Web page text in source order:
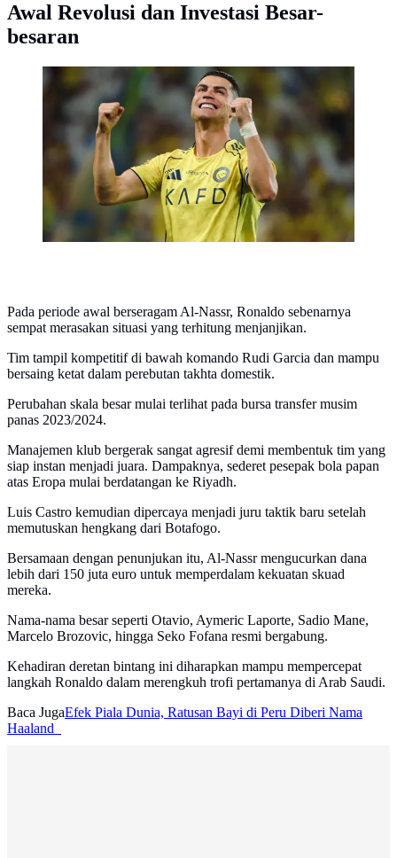
Awal Revolusi dan Investasi Besar-
besaran
Cristiano Ronaldo dalam pertandingan Al Nassr kontra
Al Najma di Liga Pro Saudi di Alawwal Park, Riyadh,
Sabtu dini hari WIB. (Dok. X Al Nassr FC)
Pada periode awal berseragam Al-Nassr, Ronaldo sebenarnya
sempat merasakan situasi yang terhitung menjanjikan.
Tim tampil kompetitif di bawah komando Rudi Garcia dan mampu
bersaing ketat dalam perebutan takhta domestik.
Perubahan skala besar mulai terlihat pada bursa transfer musim
panas 2023/2024.
Manajemen klub bergerak sangat agresif demi membentuk tim yang
siap instan menjadi juara. Dampaknya, sederet pesepak bola papan
atas Eropa mulai berdatangan ke Riyadh.
Luis Castro kemudian dipercaya menjadi juru taktik baru setelah
memutuskan hengkang dari Botafogo.
Bersamaan dengan penunjukan itu, Al-Nassr mengucurkan dana
lebih dari 150 juta euro untuk memperdalam kekuatan skuad
mereka.
Nama-nama besar seperti Otavio, Aymeric Laporte, Sadio Mane,
Marcelo Brozovic, hingga Seko Fofana resmi bergabung.
Kehadiran deretan bintang ini diharapkan mampu mempercepat
langkah Ronaldo dalam merengkuh trofi pertamanya di Arab Saudi.
Baca JugaEfek Piala Dunia, Ratusan Bayi di Peru Diberi Nama
Haaland